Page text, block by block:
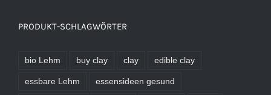
PRODUKT-SCHLAGWÖRTER
bio Lehm buy clay clay edible clay
essbare Lehm essensideen gesund